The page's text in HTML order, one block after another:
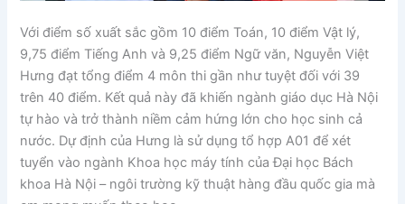
Với điểm số xuất sắc gồm 10 điểm Toán, 10 điểm Vật lý,
9,75 điểm Tiếng Anh và 9,25 điểm Ngữ văn, Nguyễn Việt
Hưng đạt tổng điểm 4 môn thi gần như tuyệt đối với 39
trên 40 điểm. Kết quả này đã khiến ngành giáo dục Hà Nội
tự hào và trở thành niềm cảm hứng lớn cho học sinh cả
nước. Dự định của Hưng là sử dụng tổ hợp A01 để xét
tuyển vào ngành Khoa học máy tính của Đại học Bách
khoa Hà Nội – ngôi trường kỹ thuật hàng đầu quốc gia mà